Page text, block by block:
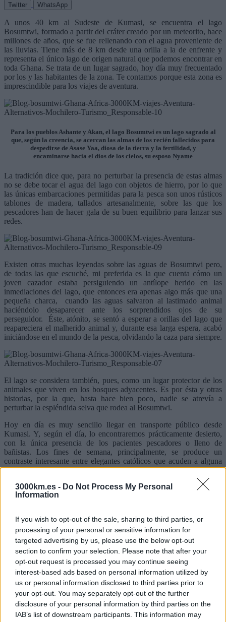
3000km.es - Do Not Process My Personal
Information
If you wish to opt-out of the sale, sharing to third parties, or
processing of your personal or sensitive information for
targeted advertising by us, please use the below opt-out
section to confirm your selection. Please note that after your
opt-out request is processed you may continue seeing
interest-based ads based on personal information utilized by
us or personal information disclosed to third parties prior to
your opt-out. You may separately opt-out of the further
disclosure of your personal information by third parties on the
IAB’s list of downstream participants. This information may
Twitter WhatsApp
A unos 40 km al Sudeste de Kumasi, se encuentra el lago
Bosumtwi, formado a partir del cráter creado por un meteorito, hace
millones de años, que se fue rellenando con el agua proveniente de
las lluvias. Tiene más de 8 km desde una orilla a la de enfrente y
representa el único lago de origen natural que podemos encontrar en
toda Ghana. Se trata de un lugar sagrado, hoy día muy frecuentado
por los y las habitantes de la zona. Te contamos porque esta zona es
imprescindible para los viajes de aventura.
Para los pueblos Ashante y Akan, el lago Bosumtwi es un lago sagrado al
que, según la creencia, se acercan las almas de los recién fallecidos para
despedirse de Asase Yaa, diosa de la tierra y la fertilidad, y
encaminarse hacia el dios de los cielos, su esposo Nyame
La tradición dice que, para no perturbar la presencia de estas almas
no se debe tocar el agua del lago con objetos de hierro, por lo que
las únicas embarcaciones permitidas para la pesca son unos rústicos
tablones de madera, tallados artesanalmente, sobre las que los
pescadores han de hacer gala de su buen equilibrio para lanzar sus
redes.
Existen otras muchas leyendas sobre las aguas de Bosumtwi pero,
de todas las que escuché, mi preferida es la que cuenta cómo un
joven cazador estaba persiguiendo un antílope herido en las
inmediaciones del lago, que entonces era apenas algo más que una
pequeña charca, cuando las aguas salvaron al lastimado animal
haciéndolo desaparecer ante los sorprendidos ojos de su
perseguidor. Éste, atónito, se sentó a esperar a orillas del lago que
reapareciera el malherido animal y, durante esa larga espera, acabó
iniciándose en el mundo de la pesca, olvidando la caza para siempre.
El lago se considera también, pues, como un lugar protector de los
animales que viven en los bosques adyacentes. Es por ésta y otras
historias, por la que, hasta hace bien poco, nadie se atrevía a
perturbar la espléndida selva que rodea al Bosumtwi.
Hoy en día es muy sencillo llegar en transporte público desde
Kumasi. Y, según el día, lo encontraremos prácticamente desierto,
con la única presencia de los pacientes pescadores o lleno de
bañistas. Los fines de semana, principalmente, se produce un
contraste interesante entre elegantes católicos que acuden a alguna
de las iglesias que hay en las inmediaciones del lago y divertidos
«domingueros» que vienen a tomar un baño en las plácidas aguas.
Existen varios alojamientos de distintos niveles a las orillas del lago,
así como un recorrido interesante para hacer en bicicleta dando la
vuelta al lago, atravesando interesantes zonas selváticas y pasando
por las más de 30 aldeas que se ubican en los 50 km rodean el lago.